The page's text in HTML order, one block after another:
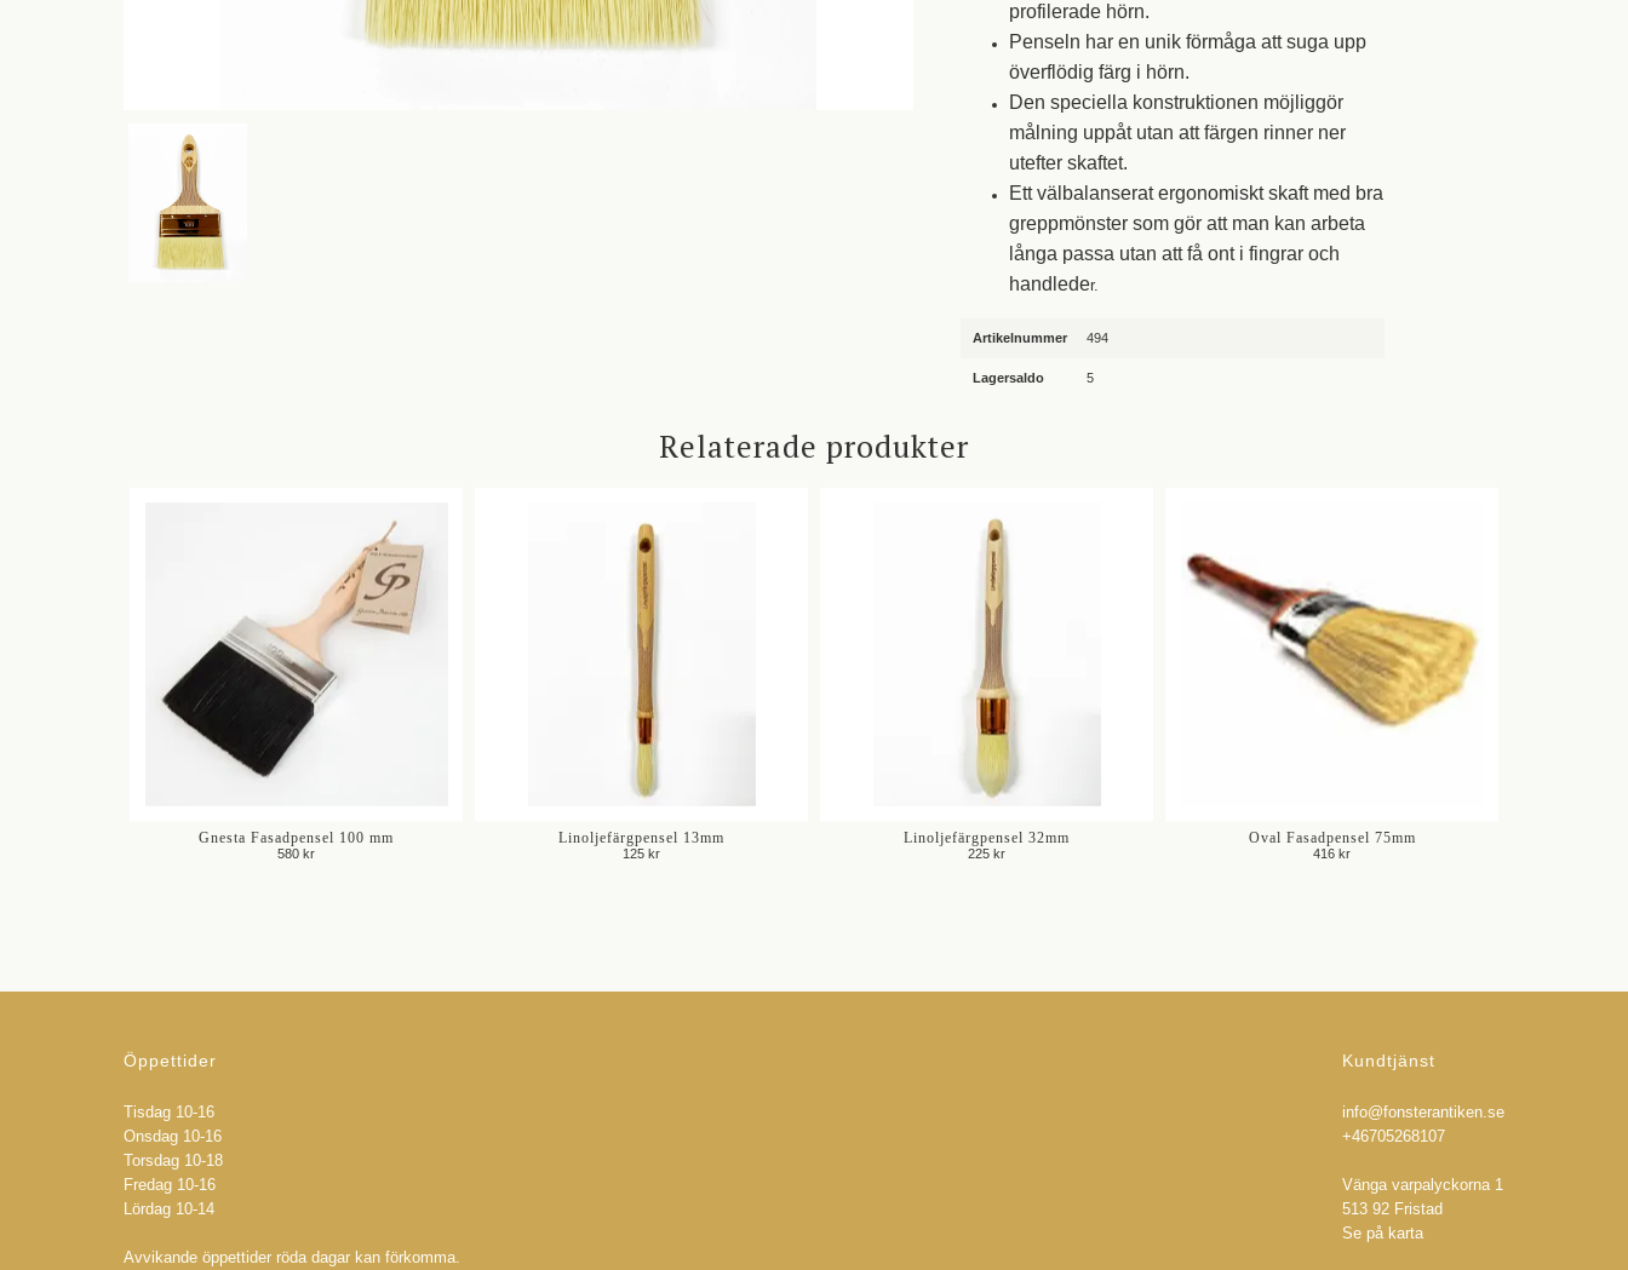
profilerade hörn.
Penseln har en unik förmåga att suga upp
överflödig färg i hörn.
Den speciella konstruktionen möjliggör
målning uppåt utan att färgen rinner ner
utefter skaftet.
Ett välbalanserat ergonomiskt skaft med bra
greppmönster som gör att man kan arbeta
långa passa utan att få ont i fingrar och
handleder.
Artikelnummer 494
Lagersaldo 5
Relaterade produkter
Gnesta Fasadpensel 100 mm
580 kr
Linoljefärgpensel 13mm
125 kr
Linoljefärgpensel 32mm
225 kr
Oval Fasadpensel 75mm
416 kr
Öppettider
Tisdag 10-16
Onsdag 10-16
Torsdag 10-18
Fredag 10-16
Lördag 10-14
Avvikande öppettider röda dagar kan förkomma.
Kundtjänst
info@fonsterantiken.se
+46705268107
Vänga varpalyckorna 1
513 92 Fristad
Se på karta